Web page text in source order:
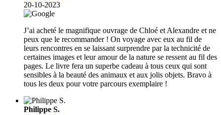
20-10-2023
J’ai acheté le magnifique ouvrage de Chloé et Alexandre et ne
peux que le recommander ! On voyage avec eux au fil de
leurs rencontres en se laissant surprendre par la technicité de
certaines images et leur amour de la nature se ressent au fil des
pages. Le livre fera un superbe cadeau à tous ceux qui sont
sensibles à la beauté des animaux et aux jolis objets. Bravo à
tous les deux pour votre parcours exemplaire !
Philippe S.